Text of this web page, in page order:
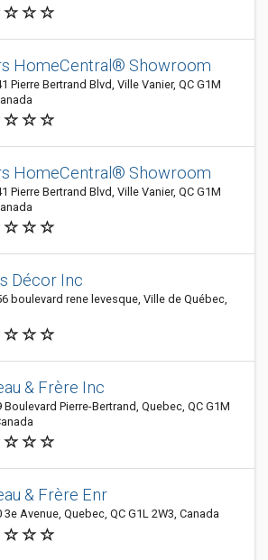
HomeCentral® Showroom
Pierre Bertrand Blvd, Ville Vanier, QC G1M
HomeCentral® Showroom
Pierre Bertrand Blvd, Ville Vanier, QC G1M
Décor Inc
boulevard rene levesque, Ville de Québec,
& Frère Inc
Boulevard Pierre-Bertrand, Quebec, QC G1M
& Frère Enr
3e Avenue, Quebec, QC G1L 2W3, Canada